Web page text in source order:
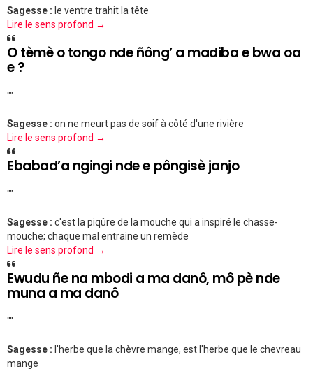
Sagesse : le ventre trahit la tête
Lire le sens profond →
O tèmè o tongo nde ñông’ a madiba e bwa oa
e ?
""
Sagesse : on ne meurt pas de soif à côté d'une rivière
Lire le sens profond →
Ebabad’a ngingi nde e pôngisè janjo
""
Sagesse : c'est la piqûre de la mouche qui a inspiré le chasse-
mouche; chaque mal entraine un remède
Lire le sens profond →
Ewudu ñe na mbodi a ma danô, mô pè nde
muna a ma danô
""
Sagesse : l'herbe que la chèvre mange, est l'herbe que le chevreau
mange